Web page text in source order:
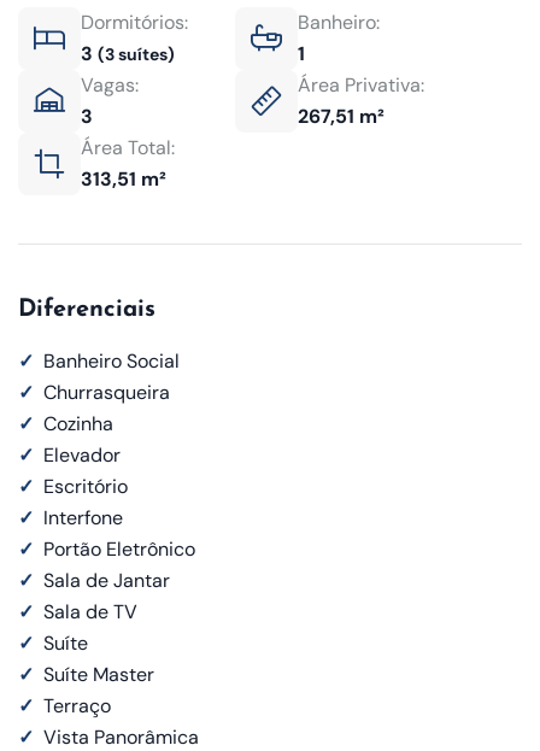
Dormitórios:
3 (3 suítes)
Banheiro:
1
Vagas:
3
Área Privativa:
267,51 m²
Área Total:
313,51 m²
Diferenciais
✓ Banheiro Social
✓ Churrasqueira
✓ Cozinha
✓ Elevador
✓ Escritório
✓ Interfone
✓ Portão Eletrônico
✓ Sala de Jantar
✓ Sala de TV
✓ Suíte
✓ Suíte Master
✓ Terraço
✓ Vista Panorâmica